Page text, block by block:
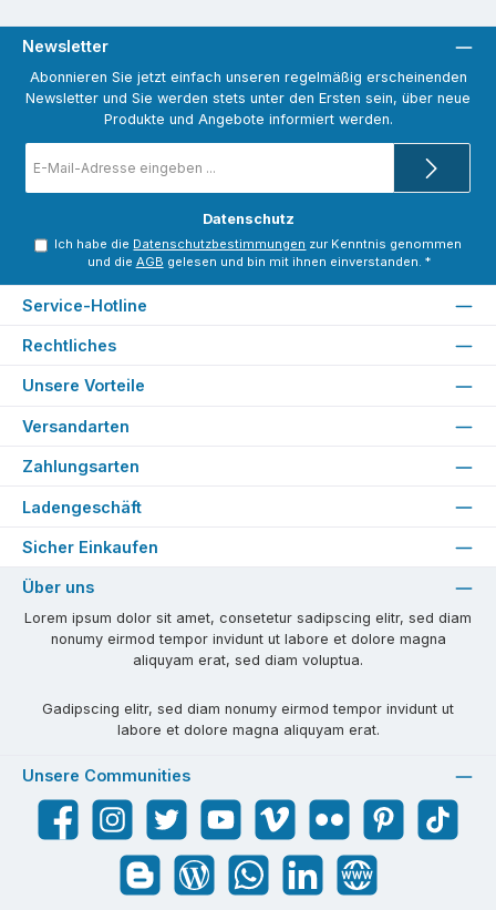
Newsletter
Abonnieren Sie jetzt einfach unseren regelmäßig erscheinenden
Newsletter und Sie werden stets unter den Ersten sein, über neue
Produkte und Angebote informiert werden.
Mail-
Adresse
Datenschutz
Ich habe die Datenschutzbestimmungen zur Kenntnis genommen
und die AGB gelesen und bin mit ihnen einverstanden. *
Service-Hotline
Rechtliches
Unsere Vorteile
Versandarten
Zahlungsarten
Ladengeschäft
Sicher Einkaufen
Über uns
Lorem ipsum dolor sit amet, consetetur sadipscing elitr, sed diam
nonumy eirmod tempor invidunt ut labore et dolore magna
aliquyam erat, sed diam voluptua.
Gadipscing elitr, sed diam nonumy eirmod tempor invidunt ut
labore et dolore magna aliquyam erat.
Unsere Communities
FacebookInstagram Twitter YouTube Vimeo Flickr Pinterest TikTok
Blogger Blog WhatsApp Website